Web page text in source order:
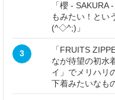
「櫻 -
もみたい！とい
(^◇^;)」
3
「FRUITS
なが待望の初水
イ」でメリハリ
下着みたいなも